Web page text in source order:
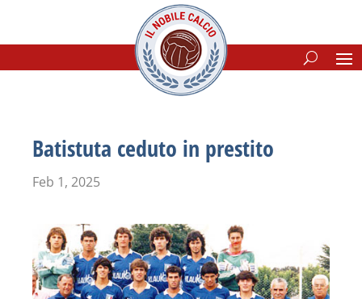
Batistuta ceduto in prestito
Feb 1, 2025